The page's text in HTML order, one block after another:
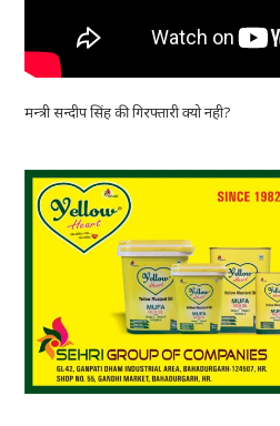
मन्त्री सन्दीप सिंह की गिरफ्तारी क्यो नही?